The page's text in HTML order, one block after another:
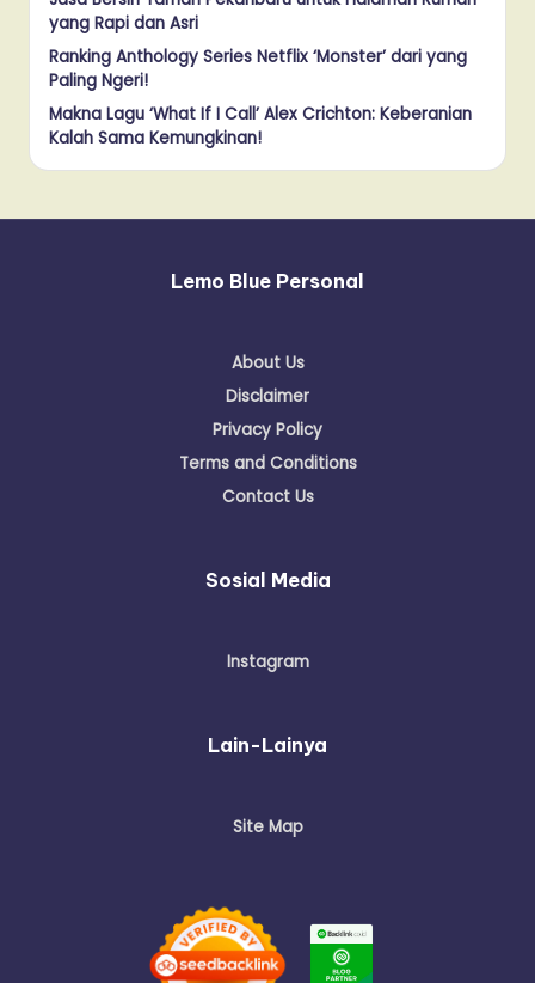
yang Rapi dan Asri
Ranking Anthology Series Netflix ‘Monster’ dari yang
Paling Ngeri!
Makna Lagu ‘What If I Call’ Alex Crichton: Keberanian
Kalah Sama Kemungkinan!
Lemo Blue Personal
About Us
Disclaimer
Privacy Policy
Terms and Conditions
Contact Us
Sosial Media
Instagram
Lain-Lainya
Site Map